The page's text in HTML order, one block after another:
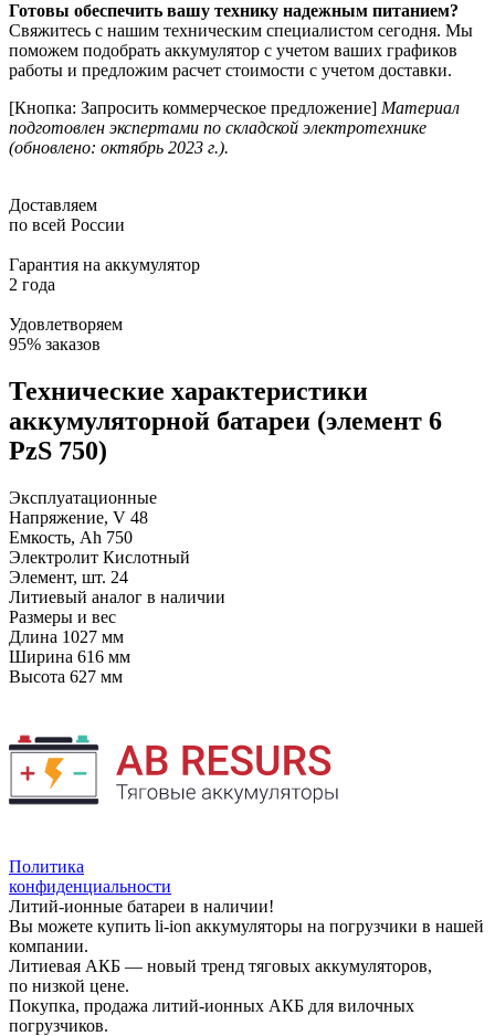
Готовы обеспечить вашу технику надежным питанием?
Свяжитесь с нашим техническим специалистом сегодня. Мы
поможем подобрать аккумулятор с учетом ваших графиков
работы и предложим расчет стоимости с учетом доставки.
[Кнопка: Запросить коммерческое предложение] Материал
подготовлен экспертами по складской электротехнике
(обновлено: октябрь 2023 г.).
Доставляем
по всей России
Гарантия на аккумулятор
2 года
Удовлетворяем
95% заказов
Технические характеристики
аккумуляторной батареи (элемент 6
PzS 750)
Эксплуатационные
Напряжение, V 48
Емкость, Ah 750
Электролит Кислотный
Элемент, шт. 24
Литиевый аналог в наличии
Размеры и вес
Длина 1027 мм
Ширина 616 мм
Высота 627 мм
Политика
конфиденциальности
Литий-ионные батареи в наличии!
Вы можете купить li-ion аккумуляторы на погрузчики в нашей
компании.
Литиевая АКБ — новый тренд тяговых аккумуляторов,
по низкой цене.
Покупка, продажа литий-ионных АКБ для вилочных
погрузчиков.